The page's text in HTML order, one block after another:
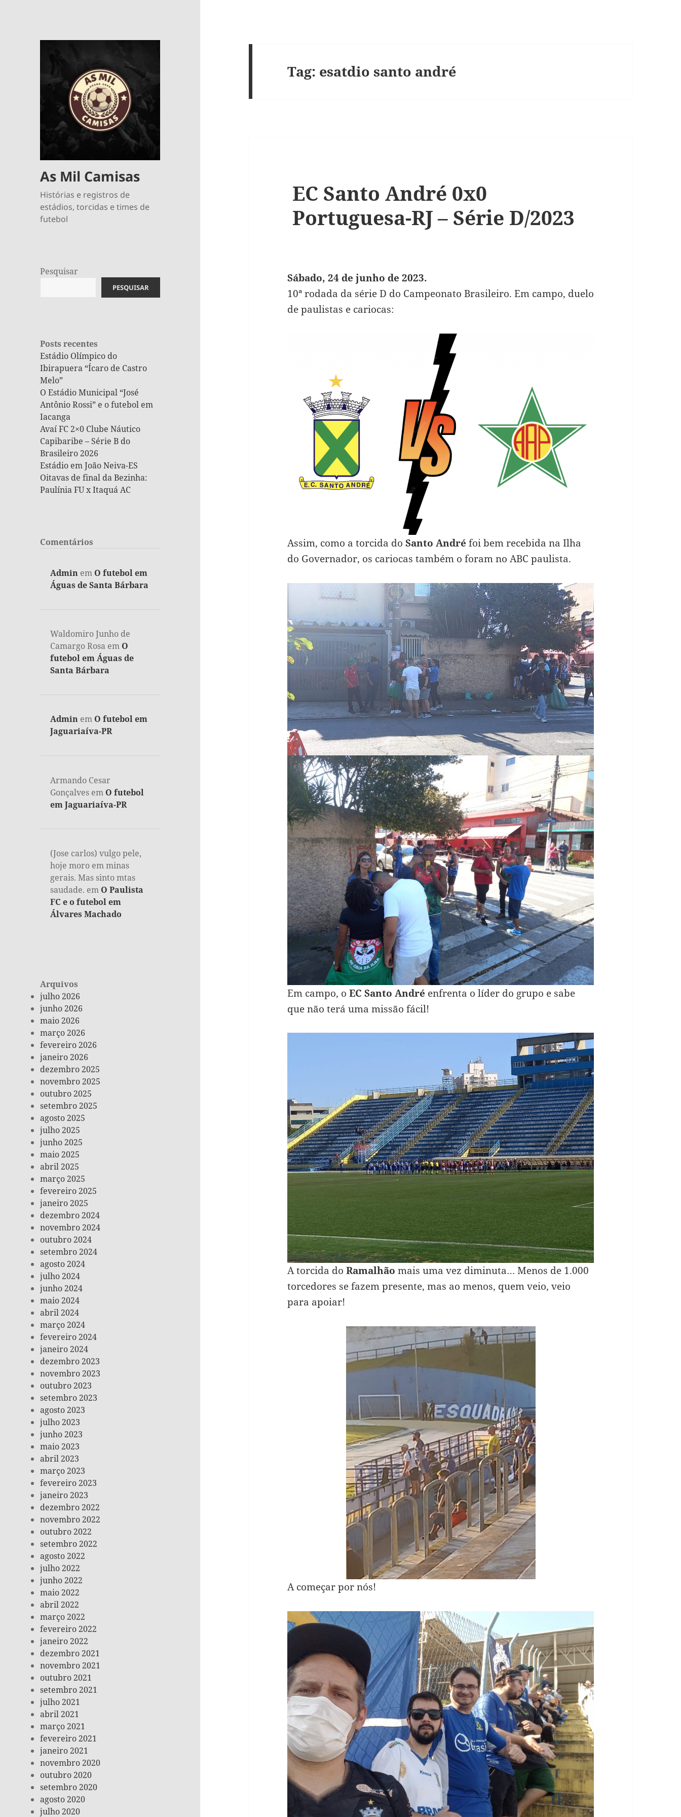
As Mil Camisas
Histórias e registros de
estádios, torcidas e times de
futebol
Pesquisar
PESQUISAR
Posts recentes
Estádio Olímpico do
Ibirapuera “Ícaro de Castro
Melo”
O Estádio Municipal “José
Antônio Rossi” e o futebol em
Iacanga
Avaí FC 2×0 Clube Náutico
Capibaribe – Série B do
Brasileiro 2026
Estádio em João Neiva-ES
Oitavas de final da Bezinha:
Paulínia FU x Itaquá AC
Comentários
Admin em O futebol em
Águas de Santa Bárbara
Waldomiro Junho de
Camargo Rosa em O
futebol em Águas de
Santa Bárbara
Admin em O futebol em
Jaguariaíva-PR
Armando Cesar
Gonçalves em O futebol
em Jaguariaíva-PR
(Jose carlos) vulgo pele,
hoje moro em minas
gerais. Mas sinto mtas
saudade. em O Paulista
FC e o futebol em
Álvares Machado
Arquivos
julho 2026
junho 2026
maio 2026
março 2026
fevereiro 2026
janeiro 2026
dezembro 2025
novembro 2025
outubro 2025
setembro 2025
agosto 2025
julho 2025
junho 2025
maio 2025
abril 2025
março 2025
fevereiro 2025
janeiro 2025
dezembro 2024
novembro 2024
outubro 2024
setembro 2024
agosto 2024
julho 2024
junho 2024
maio 2024
abril 2024
março 2024
fevereiro 2024
janeiro 2024
dezembro 2023
novembro 2023
outubro 2023
setembro 2023
agosto 2023
julho 2023
junho 2023
maio 2023
abril 2023
março 2023
fevereiro 2023
janeiro 2023
dezembro 2022
novembro 2022
outubro 2022
setembro 2022
agosto 2022
julho 2022
junho 2022
maio 2022
abril 2022
março 2022
fevereiro 2022
janeiro 2022
dezembro 2021
novembro 2021
outubro 2021
setembro 2021
julho 2021
abril 2021
março 2021
fevereiro 2021
janeiro 2021
novembro 2020
outubro 2020
setembro 2020
agosto 2020
julho 2020
Tag: esatdio santo andré
EC Santo André 0x0
Portuguesa-RJ – Série D/2023
Sábado, 24 de junho de 2023.
10ª rodada da série D do Campeonato Brasileiro. Em campo, duelo
de paulistas e cariocas:
Assim, como a torcida do Santo André foi bem recebida na Ilha
do Governador, os cariocas também o foram no ABC paulista.
Em campo, o EC Santo André enfrenta o líder do grupo e sabe
que não terá uma missão fácil!
A torcida do Ramalhão mais uma vez diminuta… Menos de 1.000
torcedores se fazem presente, mas ao menos, quem veio, veio
para apoiar!
A começar por nós!